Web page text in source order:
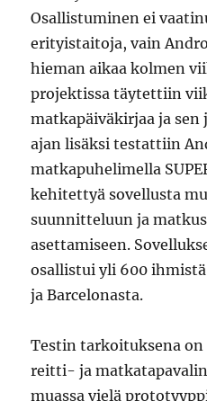
Osallistuminen ei
erityistaitoja, vain
hieman aikaa kolmen
projektissa täytettiin
matkapäiväkirjaa ja
ajan lisäksi testattiin
matkapuhelimella
kehitettyä sovellusta
suunnitteluun ja
asettamiseen.
osallistui yli 600
ja Barcelonasta.
Testin tarkoituksena on
reitti- ja
muassa vielä